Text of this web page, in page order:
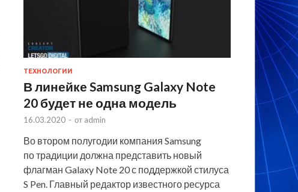
ТЕХНОЛОГИИ
В линейке Samsung Galaxy Note
20 будет не одна модель
16.03.2020 - от admin
Во втором полугодии компания Samsung
по традиции должна представить новый
флагман Galaxy Note 20 с поддержкой стилуса
S Pen. Главный редактор известного ресурса